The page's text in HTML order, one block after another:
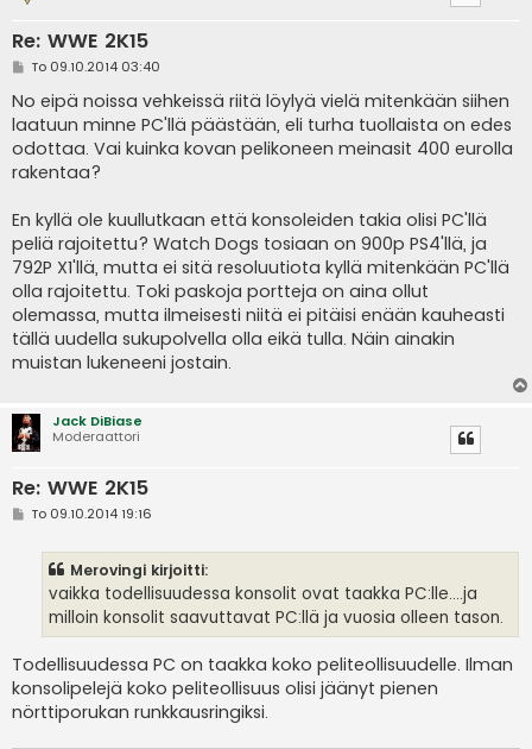
Re: WWE 2K15
V
e
s
t
i
To 09.10.2014 03:40
No eipä noissa vehkeissä riitä löylyä vielä mitenkään siihen
laatuun minne PC'llä päästään, eli turha tuollaista on edes
odottaa. Vai kuinka kovan pelikoneen meinasit 400 eurolla
rakentaa?
En kyllä ole kuullutkaan että konsoleiden takia olisi PC'llä
peliä rajoitettu? Watch Dogs tosiaan on 900p PS4'llä, ja
792P X1'llä, mutta ei sitä resoluutiota kyllä mitenkään PC'llä
olla rajoitettu. Toki paskoja portteja on aina ollut
olemassa, mutta ilmeisesti niitä ei pitäisi enään kauheasti
tällä uudella sukupolvella olla eikä tulla. Näin ainakin
muistan lukeneeni jostain.
Jack DiBiase
Moderaattori
Re: WWE 2K15
VTo 09.10.2014 19:16
Merovingi kirjoitti:
vaikka todellisuudessa konsolit ovat taakka PC:lle....ja
milloin konsolit saavuttavat PC:llä ja vuosia olleen tason.
Todellisuudessa PC on taakka koko peliteollisuudelle. Ilman
konsolipelejä koko peliteollisuus olisi jäänyt pienen
nörttiporukan runkkausringiksi.